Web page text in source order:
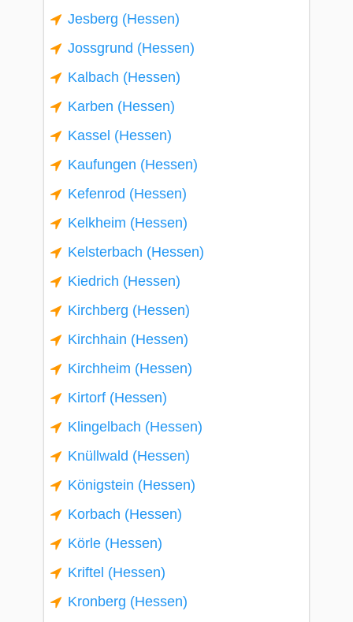
Jesberg (Hessen)
Jossgrund (Hessen)
Kalbach (Hessen)
Karben (Hessen)
Kassel (Hessen)
Kaufungen (Hessen)
Kefenrod (Hessen)
Kelkheim (Hessen)
Kelsterbach (Hessen)
Kiedrich (Hessen)
Kirchberg (Hessen)
Kirchhain (Hessen)
Kirchheim (Hessen)
Kirtorf (Hessen)
Klingelbach (Hessen)
Knüllwald (Hessen)
Königstein (Hessen)
Korbach (Hessen)
Körle (Hessen)
Kriftel (Hessen)
Kronberg (Hessen)